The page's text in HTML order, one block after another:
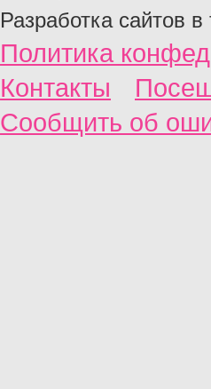
Разработка сайтов в
Политика
Контакты
Сообщить об